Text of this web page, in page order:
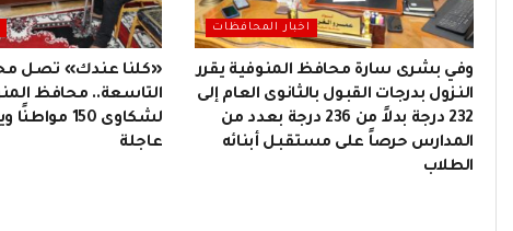
اخبار المحافظات
وفي بشرى سارة محافظ المنوفية يقرر
النزول بدرجات القبول بالثانوى العام إلى
232 درجة بدلاً من 236 درجة بعدد من
المدارس حرصاً على مستقبل أبنائه
الطلاب
«كلنا عندك» تصل
التاسعة.. محافظ
لشكاوى 150
عاجلة